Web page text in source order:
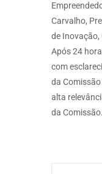
Carvalho,
de Inovação,
Após 24
com
da
alta
da Comissão.